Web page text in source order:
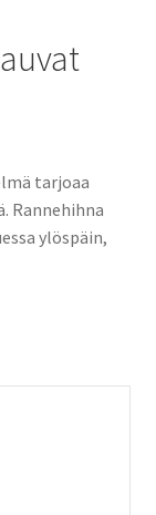
tarjoaa
Rannehihna
ylöspäin,